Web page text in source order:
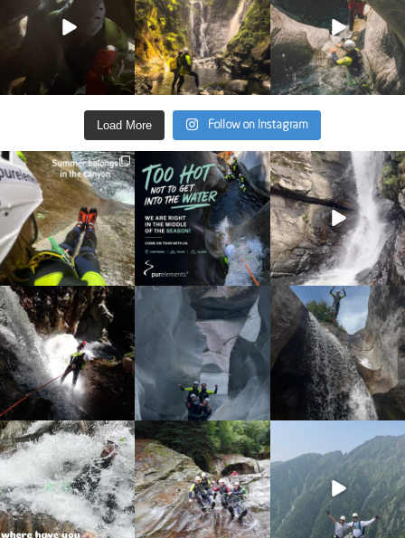
33 0 35 2 0
Load More Follow on Instagram
discover_purelements
Giu 30
23 3
discover_purelements
Giu 28
29 0
discover_purelements
Set 9
31 0
discover_purelements
Set 4
16 0
discover_purelements
38 0
discover_purelements
Ago 7
20 1
discover_purelements
Lug 31
13 0
discover_purelements
Lug 22
22 0
discover_purelements
Giu 10
19